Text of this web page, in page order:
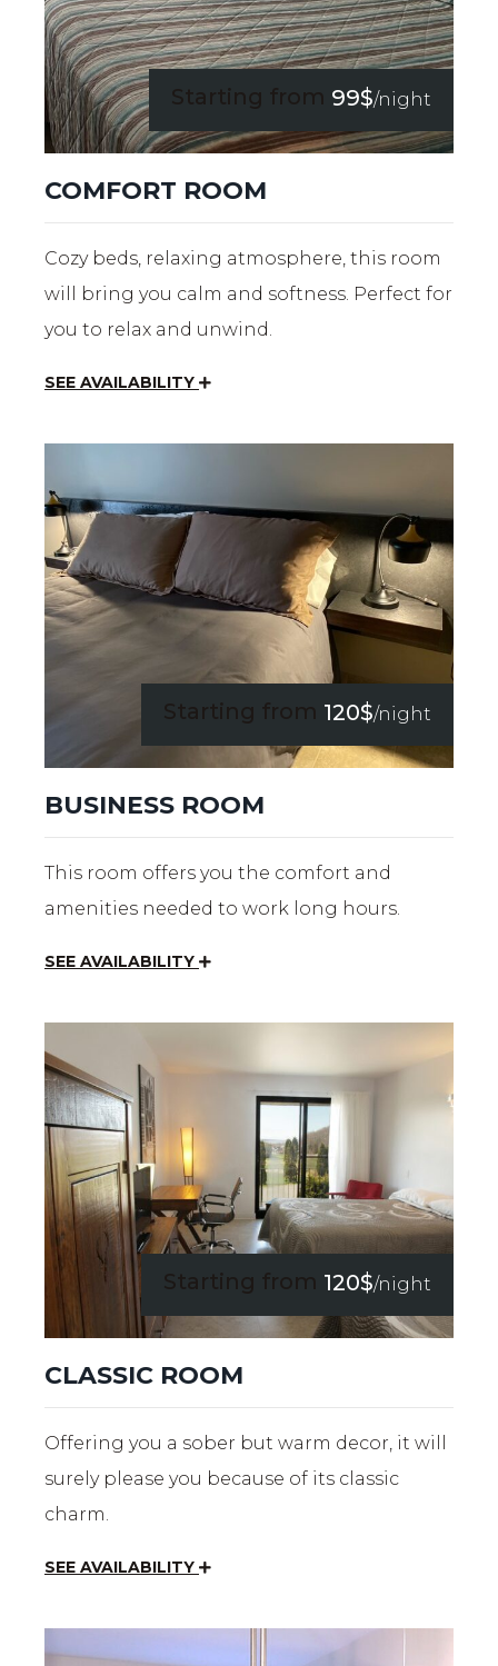
Starting from 99$/night
COMFORT ROOM
Cozy beds, relaxing atmosphere, this room
will bring you calm and softness. Perfect for
you to relax and unwind.
SEE AVAILABILITY
Starting from 120$/night
BUSINESS ROOM
This room offers you the comfort and
amenities needed to work long hours.
SEE AVAILABILITY
Starting from 120$/night
CLASSIC ROOM
Offering you a sober but warm decor, it will
surely please you because of its classic
charm.
SEE AVAILABILITY